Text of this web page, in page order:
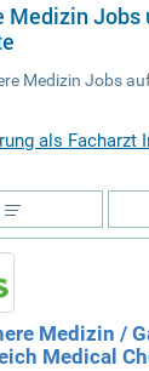
Medizin Jobs
Medizin Jobs
als Facharzt
Medizin /
Medical